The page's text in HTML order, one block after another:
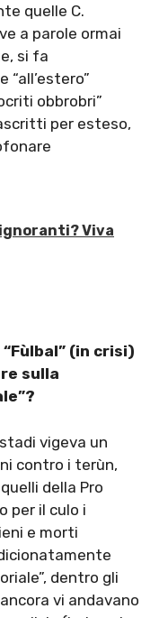
quelle C.
a parole ormai
si fa
obbrobri”
per esteso,
Viva
(in crisi)
sulla
vigeva un
contro i terùn,
della Pro
per il culo i
e morti
dentro gli
vi andavano